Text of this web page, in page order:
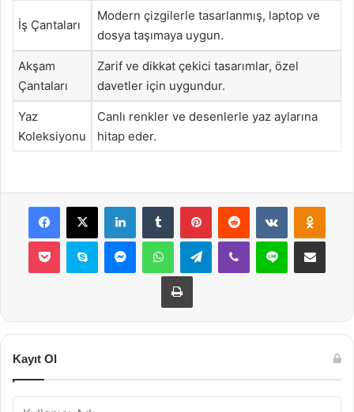
İş Çantaları
Modern çizgilerle tasarlanmış, laptop ve
dosya taşımaya uygun.
Akşam
Çantaları
Zarif ve dikkat çekici tasarımlar, özel
davetler için uygundur.
Yaz
Koleksiyonu
Canlı renkler ve desenlerle yaz aylarına
hitap eder.
Facebook
X LinkedInTumblr PinterestReddit VKontakte
Pocket Skype MessengerWhatsAppTelegramViber Line E-Posta ile
Yazdır
Kayıt Ol